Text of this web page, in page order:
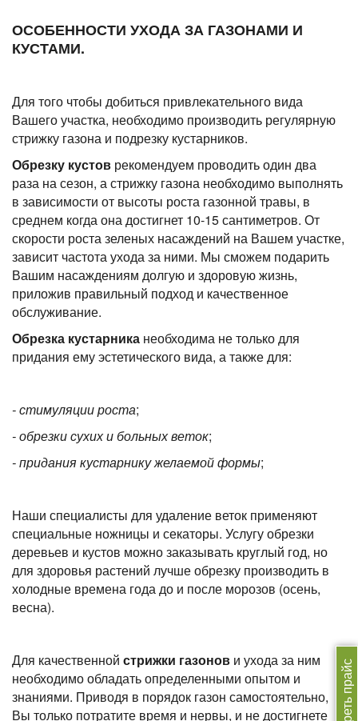
ОСОБЕННОСТИ УХОДА ЗА ГАЗОНАМИ И
КУСТАМИ.
Для того чтобы добиться привлекательного вида
Вашего участка, необходимо производить регулярную
стрижку газона и подрезку кустарников.
Обрезку кустов рекомендуем проводить один два
раза на сезон, а стрижку газона необходимо выполнять
в зависимости от высоты роста газонной травы, в
среднем когда она достигнет 10-15 сантиметров. От
скорости роста зеленых насаждений на Вашем участке,
зависит частота ухода за ними. Мы сможем подарить
Вашим насаждениям долгую и здоровую жизнь,
приложив правильный подход и качественное
обслуживание.
Обрезка кустарника необходима не только для
придания ему эстетического вида, а также для:
- стимуляции роста;
- обрезки сухих и больных веток;
- придания кустарнику желаемой формы;
Наши специалисты для удаление веток применяют
специальные ножницы и секаторы. Услугу обрезки
деревьев и кустов можно заказывать круглый год, но
для здоровья растений лучше обрезку производить в
холодные времена года до и после морозов (осень,
весна).
Для качественной стрижки газонов и ухода за ним
необходимо обладать определенными опытом и
знаниями. Приводя в порядок газон самостоятельно,
Вы только потратите время и нервы, и не достигнете